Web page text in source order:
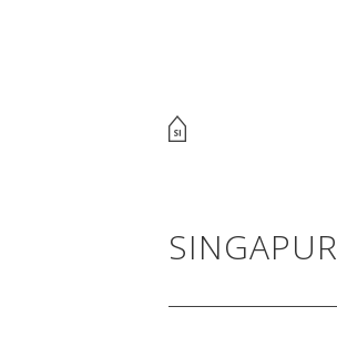
SINGAPUR